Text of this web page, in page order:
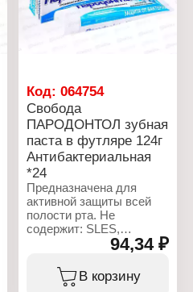
Код:064754
Свобода
ПАРОДОНТОЛ зубная
паста в футляре 124г
Антибактериальная
*24
Предназначена для
активной защиты всей
полости рта. Не
содержит: SLES,
пероксиды, агрессивные
отбеливающие и
абразивные компоненты.
94,34 ₽
В корзину